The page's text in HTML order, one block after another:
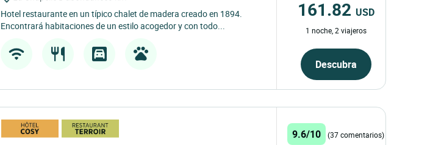
Hotel restaurante en un típico chalet de madera creado en 1894.
Encontrará habitaciones de un estilo acogedor y con todo...
161.82 USD
1 noche, 2 viajeros
Descubra
9.6/10 (37 comentarios)